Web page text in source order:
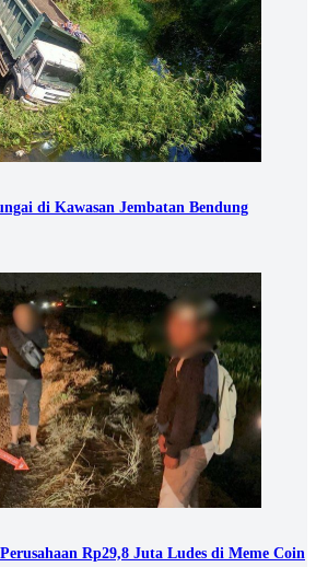
di Kawasan Jembatan Bendung
Rp29,8 Juta Ludes di Meme Coin